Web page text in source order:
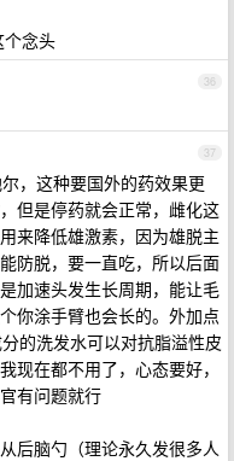
念头
36
37
，这种要国外的药效果更
但是停药就会正常，雌化这
来降低雄激素，因为雄脱主
防脱，要一直吃，所以后面
加速头发生长周期，能让毛
你涂手臂也会长的。外加点
的洗发水可以对抗脂溢性皮
现在都不用了，心态要好，
有问题就行
后脑勺（理论永久发很多人